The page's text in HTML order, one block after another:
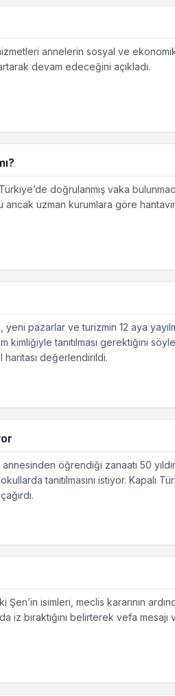
annelerin sosyal ve
devam edeceğini açıkladı.
doğrulanmış vaka
uzman kurumlara göre
pazarlar ve turizmin 12 aya
kimliğiyle tanıtılması gerektiğini
değerlendirildi.
annesinden öğrendiği zanaatı 50
tanıtılmasını istiyor. Kapalı
isimleri, meclis kararının
iz bıraktığını belirterek vefa mesajı